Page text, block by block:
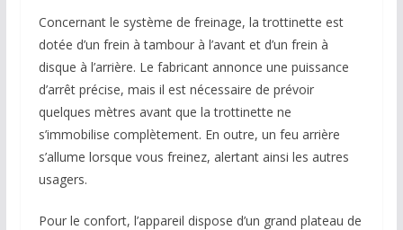
Concernant le système de freinage, la trottinette est
dotée d’un frein à tambour à l’avant et d’un frein à
disque à l’arrière. Le fabricant annonce une puissance
d’arrêt précise, mais il est nécessaire de prévoir
quelques mètres avant que la trottinette ne
s’immobilise complètement. En outre, un feu arrière
s’allume lorsque vous freinez, alertant ainsi les autres
usagers.
Pour le confort, l’appareil dispose d’un grand plateau de